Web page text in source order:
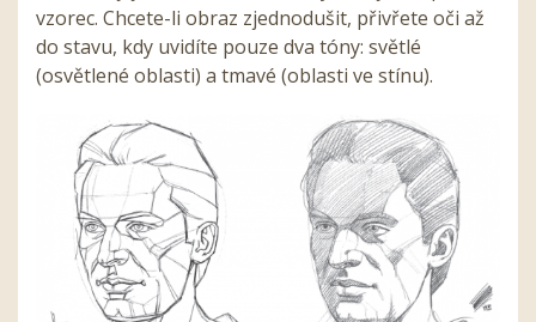
vzorec. Chcete-li obraz zjednodušit, přivřete oči až
do stavu, kdy uvidíte pouze dva tóny: světlé
(osvětlené oblasti) a tmavé (oblasti ve stínu).